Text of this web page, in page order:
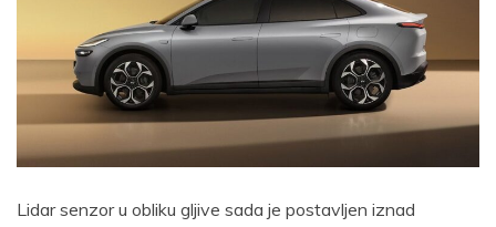
Lidar senzor u obliku gljive sada je postavljen iznad